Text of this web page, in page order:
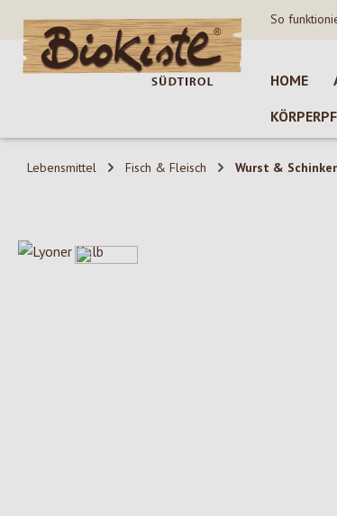
Hauptinhalt springen
Zur Suche springen
Zur Hauptnavigation springen So
HOME
Lebensmittel Fisch & Fleisch Wurst &
Bildergalerie überspringen